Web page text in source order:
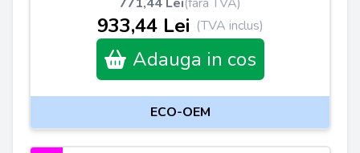
933,44 Lei (TVA inclus)
Adauga in cos
ECO-OEM